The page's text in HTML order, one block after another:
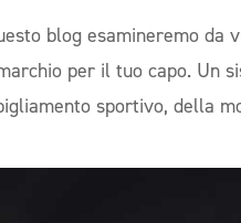
blog esamineremo da
per il tuo capo. Un
sportivo, della